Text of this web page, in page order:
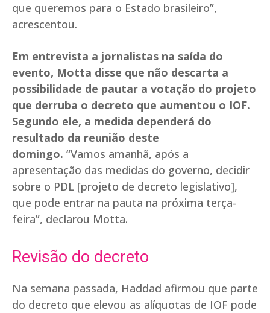
que queremos para o Estado brasileiro”,
acrescentou.
Em entrevista a jornalistas na saída do
evento, Motta disse que não descarta a
possibilidade de pautar a votação do projeto
que derruba o decreto que aumentou o IOF.
Segundo ele, a medida dependerá do
resultado da reunião deste
domingo. “Vamos amanhã, após a
apresentação das medidas do governo, decidir
sobre o PDL [projeto de decreto legislativo],
que pode entrar na pauta na próxima terça-
feira”, declarou Motta.
Revisão do decreto
Na semana passada, Haddad afirmou que parte
do decreto que elevou as alíquotas de IOF pode